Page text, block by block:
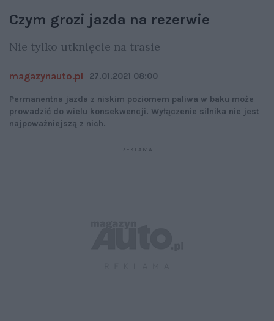
Czym grozi jazda na rezerwie
Nie tylko utknięcie na trasie
magazynauto.pl 27.01.2021 08:00
Permanentna jazda z niskim poziomem paliwa w baku może
prowadzić do wielu konsekwencji. Wyłączenie silnika nie jest
najpoważniejszą z nich.